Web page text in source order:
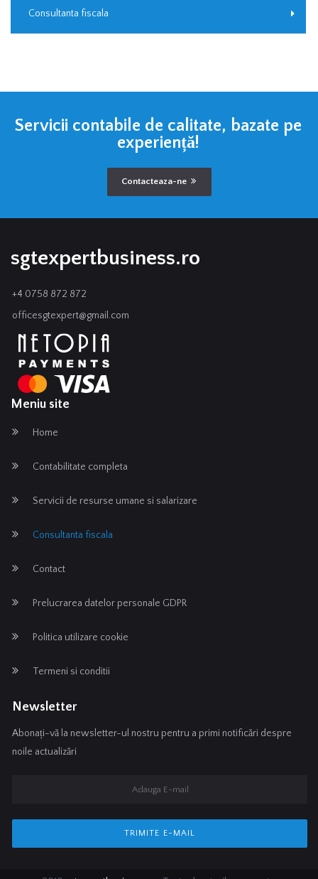
Consultanta fiscala
Servicii contabile de calitate, bazate pe
experiență!
Contacteaza-ne
sgtexpertbusiness.ro
+4 0758 872 872
officesgtexpert@gmail.com
Meniu site
Home
Contabilitate completa
Servicii de resurse umane si salarizare
Consultanta fiscala
Contact
Prelucrarea datelor personale GDPR
Politica utilizare cookie
Termeni si conditii
Newsletter
Abonați-vă la newsletter-ul nostru pentru a primi notificări despre
noile actualizări